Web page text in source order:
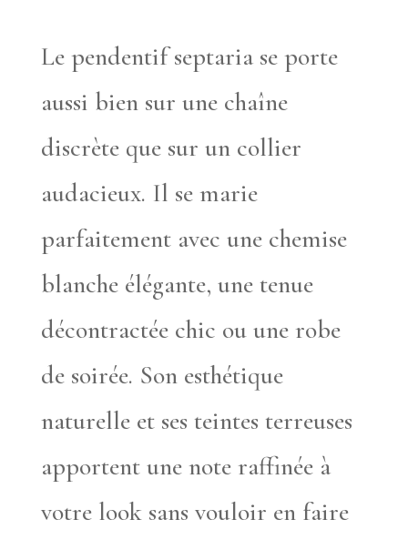
Le pendentif septaria se porte
aussi bien sur une chaîne
discrète que sur un collier
audacieux. Il se marie
parfaitement avec une chemise
blanche élégante, une tenue
décontractée chic ou une robe
de soirée. Son esthétique
naturelle et ses teintes terreuses
apportent une note raffinée à
votre look sans vouloir en faire